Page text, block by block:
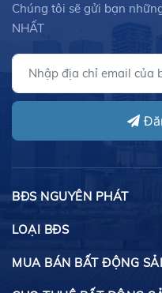
Chúng tôi sẽ gửi bạn
NHẤT
BĐS NGUYÊN PHÁT
LOẠI BĐS
MUA BÁN BẤT ĐỘNG